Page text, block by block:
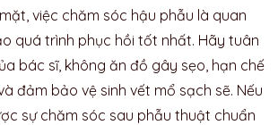
việc chăm sóc hậu phẫu là quan
quá trình phục hồi tốt nhất. Hãy tuân
bác sĩ, không ăn đồ gây sẹo, hạn chế
đảm bảo vệ sinh vết mổ sạch sẽ. Nếu
sự chăm sóc sau phẫu thuật chuẩn